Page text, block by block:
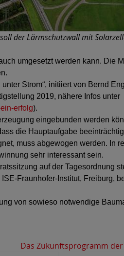
der Lärmschutzwall mit
umgesetzt werden kann. Die
Strom“, initiiert von Bernd
2019, nähere Infos unter
erfolg).
eingebunden werden
die Hauptaufgabe
muss abgewogen werden. In
sehr interessant sein.
auf der Tagesordnung
Fraunhofer-Institut, Freiburg,
von sowieso notwendige
Das Zukunftsprogramm